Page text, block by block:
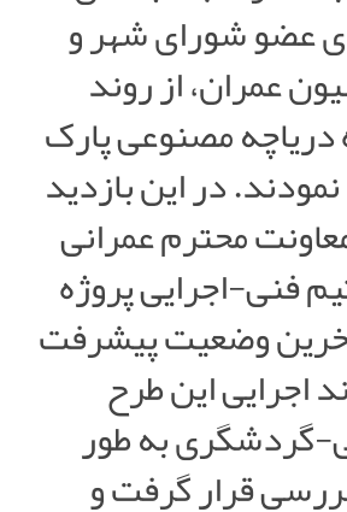
عضو شورای شهر و
عمران، از روند
دریاچه مصنوعی پارک
در این بازدید
محترم عمرانی
فنی-اجرایی پروژه
وضعیت پیشرفت
اجرایی این طرح
گردشگری به طور
قرار گرفت و